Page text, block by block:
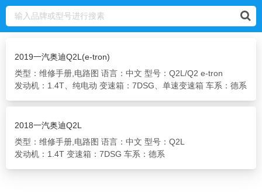
2019一汽奥迪Q2L(e-tron)
类型：维修手册,电路图 语言：中文 型号：Q2L/Q2 e-tron
发动机：1.4T、纯电动 变速箱：7DSG、单速变速箱 车系：德系
2018一汽奥迪Q2L
类型：维修手册,电路图 语言：中文 型号：Q2L
发动机：1.4T 变速箱：7DSG 车系：德系